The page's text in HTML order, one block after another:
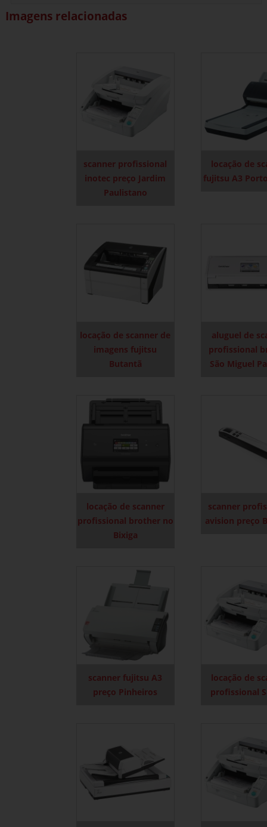
Imagens relacionadas
scanner profissional
inotec preço Jardim
Paulistano
locação de
fujitsu A3
locação de scanner de
imagens fujitsu
Butantã
aluguel de
profissional
São Miguel
locação de scanner
profissional brother no
Bixiga
scanner
avision preço
scanner fujitsu A3
preço Pinheiros
locação de
profissional